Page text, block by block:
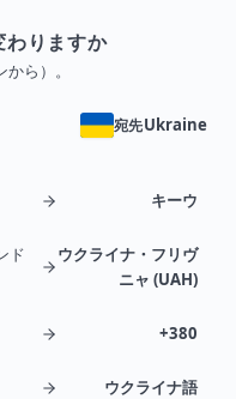
わりますか
ら）。
宛先Ukraine
キーウ
ド
ウクライナ・フリヴ
ニャ (UAH)
+380
ウクライナ語